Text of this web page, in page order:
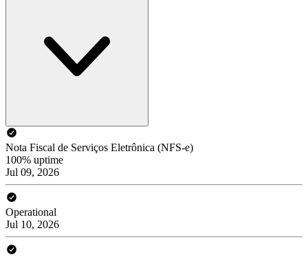
Nota Fiscal de Serviços Eletrônica (NFS-e)
100% uptime
Jul 09, 2026
Operational
Jul 10, 2026